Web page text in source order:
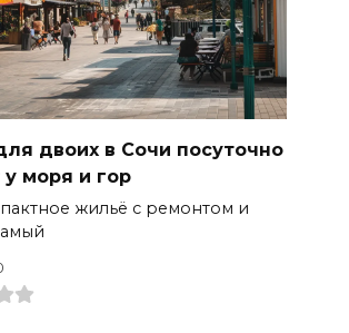
двоих в Сочи посуточно
моря и гор
жильё с ремонтом и